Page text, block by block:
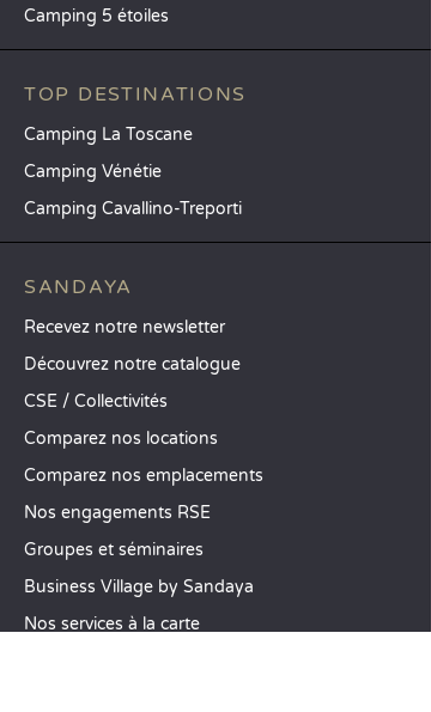
Camping 5 étoiles
TOP DESTINATIONS
Camping La Toscane
Camping Vénétie
Camping Cavallino-Treporti
SANDAYA
Recevez notre newsletter
Découvrez notre catalogue
CSE / Collectivités
Comparez nos locations
Comparez nos emplacements
Nos engagements RSE
Groupes et séminaires
Business Village by Sandaya
Nos services à la carte